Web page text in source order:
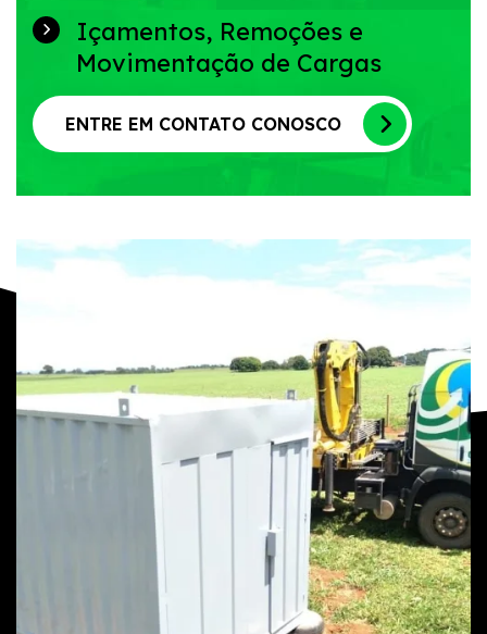
Içamentos, Remoções e
Movimentação de Cargas
ENTRE EM CONTATO CONOSCO